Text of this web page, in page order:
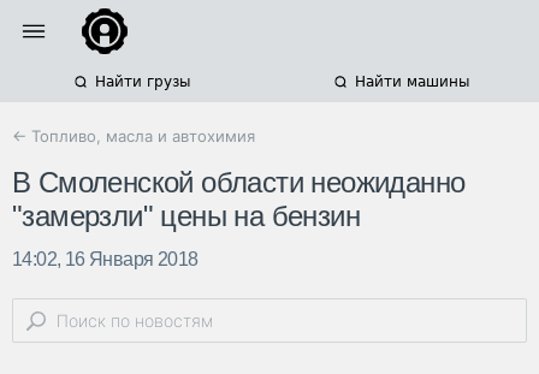
Найти грузы Найти машины
← Топливо, масла и автохимия
В Смоленской области неожиданно
"замерзли" цены на бензин
14:02, 16 Января 2018